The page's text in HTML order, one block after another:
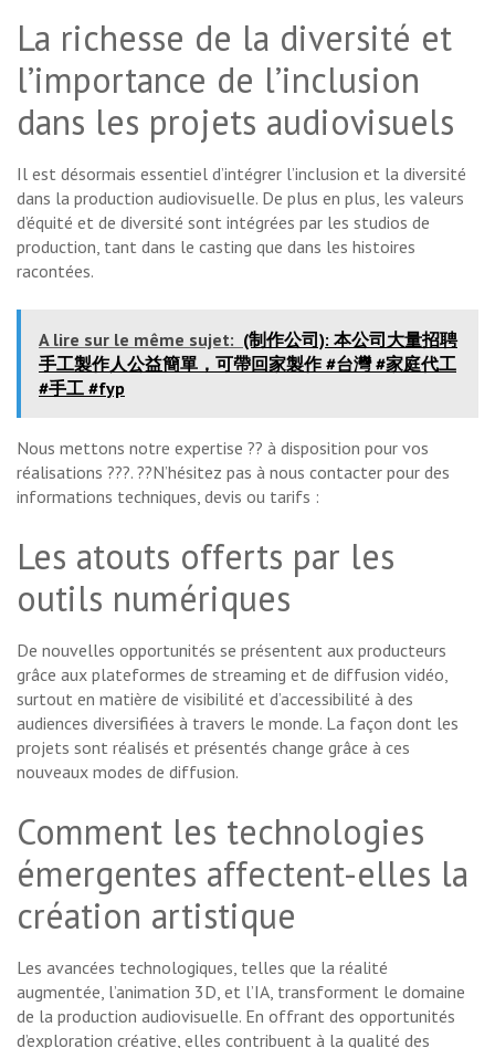
La richesse de la diversité et
l’importance de l’inclusion
dans les projets audiovisuels
Il est désormais essentiel d’intégrer l’inclusion et la diversité
dans la production audiovisuelle. De plus en plus, les valeurs
d’équité et de diversité sont intégrées par les studios de
production, tant dans le casting que dans les histoires
racontées.
A lire sur le même sujet: (制作公司): 本公司大量招聘
手工製作人公益簡單，可帶回家製作 #台灣 #家庭代工
#手工 #fyp
Nous mettons notre expertise ?? à disposition pour vos
réalisations ???. ??N’hésitez pas à nous contacter pour des
informations techniques, devis ou tarifs :
Les atouts offerts par les
outils numériques
De nouvelles opportunités se présentent aux producteurs
grâce aux plateformes de streaming et de diffusion vidéo,
surtout en matière de visibilité et d’accessibilité à des
audiences diversifiées à travers le monde. La façon dont les
projets sont réalisés et présentés change grâce à ces
nouveaux modes de diffusion.
Comment les technologies
émergentes affectent-elles la
création artistique
Les avancées technologiques, telles que la réalité
augmentée, l’animation 3D, et l’IA, transforment le domaine
de la production audiovisuelle. En offrant des opportunités
d’exploration créative, elles contribuent à la qualité des